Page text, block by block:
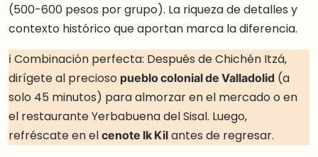
(500-600 pesos por grupo). La riqueza de detalles y
contexto histórico que aportan marca la diferencia.
ℹ️ Combinación perfecta: Después de Chichén Itzá,
dirígete al precioso pueblo colonial de Valladolid (a
solo 45 minutos) para almorzar en el mercado o en
el restaurante Yerbabuena del Sisal. Luego,
refréscate en elcenote Ik Kilantes de regresar.